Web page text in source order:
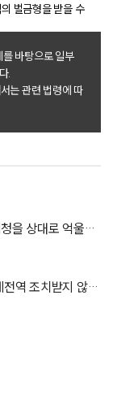
벌금형을 받을 수
바탕으로 일부
.
는 관련 법령에 따
[사해행위소송 승소사례] 조세전문변호사 국세청을 상대로 억울한 억대 세금 납부 막아
[군인음주운전 선고유예] 주한미군 군징계 강제전역 조치받지 않도록 선처받아낸 음주운전변호사